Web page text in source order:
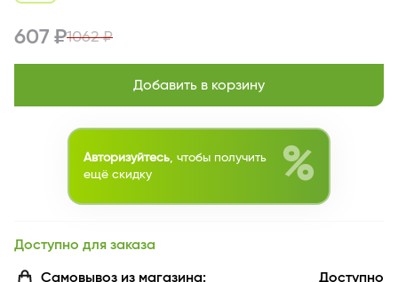
607 ₽1062 ₽
Добавить в корзину
Авторизуйтесь , чтобы получить
ещё скидку
%
Доступно для заказа
Самовывоз из магазина:
Доступно